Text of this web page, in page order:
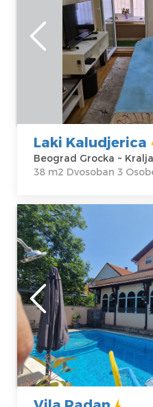
Beograd
Lokacija:
Beograd Grocka
Kralja
Petra I 13 (Majke
Jevrosime 2 nov
Cena 34 €
m2
Laki Kaludjerica
38 m2 Dvosoban 3
Četvorosoban
Beograd Grocka je
Leštane za 8 osoba
Beograd
Lokacija:
Beograd Grocka
Adresa:
Karadjordjeva 9
Cena700 €